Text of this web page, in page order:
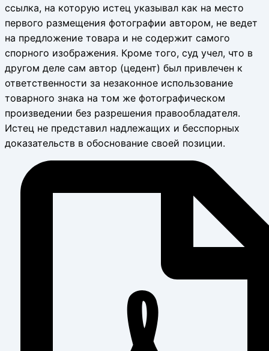
ссылка, на которую истец указывал как на место
первого размещения фотографии автором, не ведет
на предложение товара и не содержит самого
спорного изображения. Кроме того, суд учел, что в
другом деле сам автор (цедент) был привлечен к
ответственности за незаконное использование
товарного знака на том же фотографическом
произведении без разрешения правообладателя.
Истец не представил надлежащих и бесспорных
доказательств в обоснование своей позиции.